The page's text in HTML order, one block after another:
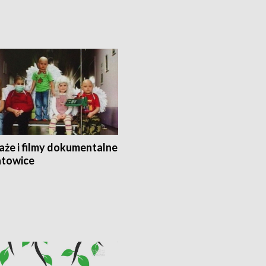
i filmy dokumentalne